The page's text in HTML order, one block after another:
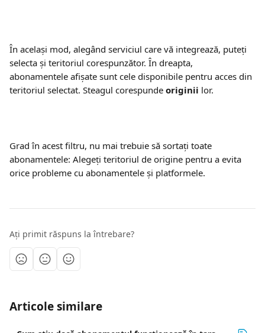
În același mod, alegând serviciul care vă integrează, puteți
selecta și teritoriul corespunzător. În dreapta,
abonamentele afișate sunt cele disponibile pentru acces din
teritoriul selectat. Steagul corespunde originii lor.
Grad în acest filtru, nu mai trebuie să sortați toate
abonamentele: Alegeți teritoriul de origine pentru a evita
orice probleme cu abonamentele și platformele.
Ați primit răspuns la întrebare?
Articole similare